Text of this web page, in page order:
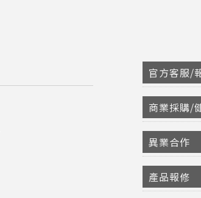
官方客服/
商業採購/
異業合作
產品報修